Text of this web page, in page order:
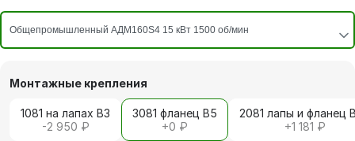
Монтажные крепления
1081 на лапах В3
-2 950 ₽
3081 фланец В5
+0 ₽
2081 лапы и фланец
+1 181 ₽